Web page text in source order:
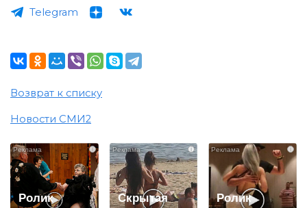
Telegram
Возврат к списку
Новости СМИ2
i
Ролик
i
Скрытая
i
Ролик